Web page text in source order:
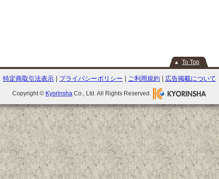
To Top
特定商取引法表示 プライバシーポリシー ご利用規約 広告掲載について
Copyright © Kyorinsha Co., Ltd. All Rights Reserved.